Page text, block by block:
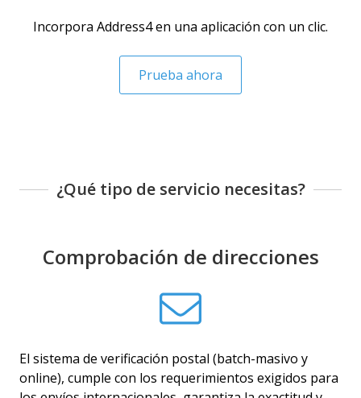
Incorpora Address4 en una aplicación con un clic.
Prueba ahora
¿Qué tipo de servicio necesitas?
Comprobación de direcciones
El sistema de verificación postal (batch-masivo y
online), cumple con los requerimientos exigidos para